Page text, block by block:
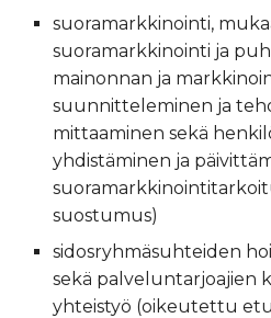
suoramarkkinointi,
suoramarkkinointi ja
mainonnan ja
suunnitteleminen ja
mittaaminen sekä
yhdistäminen ja
suostumus)
sidosryhmäsuhteiden
sekä palveluntarjoajien
yhteistyö (oikeutettu